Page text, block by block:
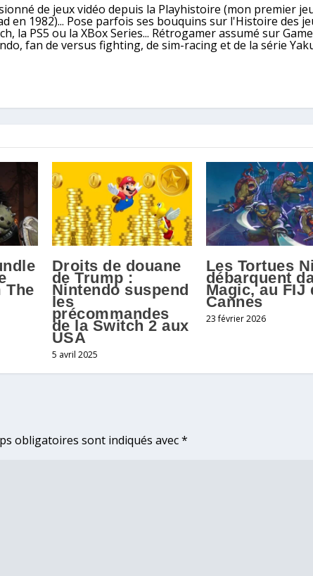
de jeux vidéo depuis la Playhistoire (mon premier
en 1982)... Pose parfois ses bouquins sur l'Histoire des
la PS5 ou la XBox Series... Rétrogamer assumé sur
fan de versus fighting, de sim-racing et de la série
The
Droits de douane
de Trump :
Nintendo suspend
les
précommandes
de la Switch 2 aux
USA
5 avril 2025
Les Tortues
débarquent
Magic, au FIJ
Cannes
23 février 2026
obligatoires sont indiqués avec*